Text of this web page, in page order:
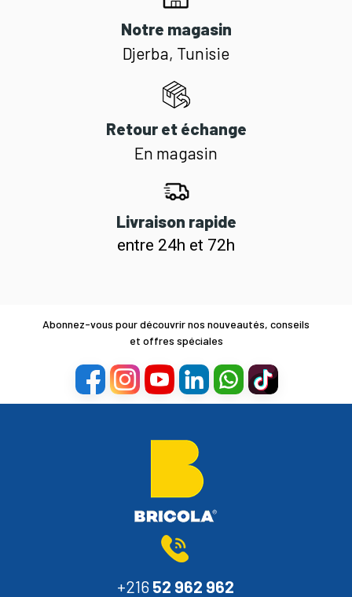
Notre magasin
Djerba, Tunisie
Retour et échange
En magasin
Livraison rapide
entre 24h et 72h
Abonnez-vous pour découvrir nos nouveautés, conseils
et offres spéciales
+216 52 962 962